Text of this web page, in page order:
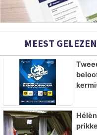
MEEST GELEZEN